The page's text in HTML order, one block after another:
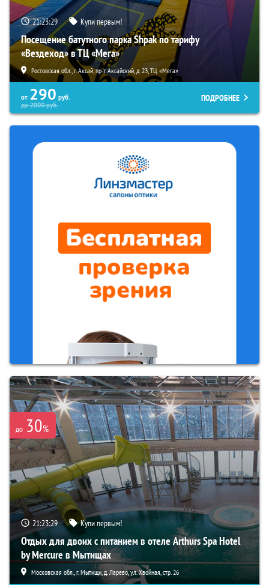
21:23:28 Купи первым!
Посещение батутного парка Shpak по тарифу
«Вездеход» в ТЦ «Мега»
Ростовская обл., г. Аксай, пр-т Аксайский, д. 23, ТЦ «Мега»
от 290 руб.
до2000руб.
ПОДРОБНЕЕ
до 30%
21:23:28 Купи первым!
Отдых для двоих с питанием в отеле Arthurs Spa Hotel
by Mercure в Мытищах
Московская обл., г. Мытищи, д. Ларево, ул. Хвойная, стр. 26